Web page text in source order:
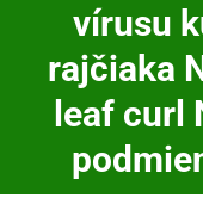
vírusu
rajčiaka
leaf curl